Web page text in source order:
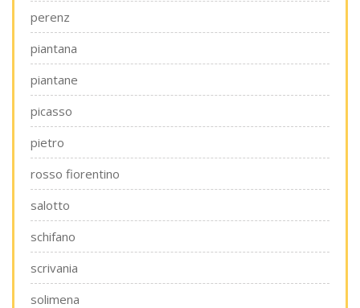
perenz
piantana
piantane
picasso
pietro
rosso fiorentino
salotto
schifano
scrivania
solimena